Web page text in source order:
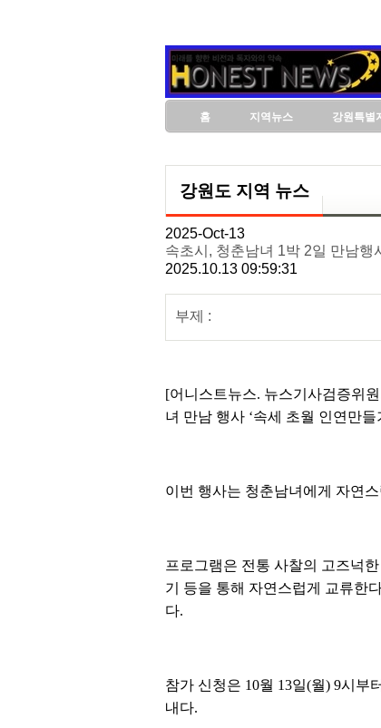
홈 지역뉴스 강원특별
강원도 지역 뉴스
2025-Oct-13
속초시, 청춘남녀 1박 2일 만남행
2025.10.13 09:59:31
부제 :
[어니스트뉴스. 뉴스기사검증위
녀 만남 행사 ‘속세 초월 인연만
이번 행사는 청춘남녀에게 자연
프로그램은 전통 사찰의 고즈넉
기 등을 통해 자연스럽게 교류한
다.
참가 신청은 10월 13일(월) 9시부
내다.